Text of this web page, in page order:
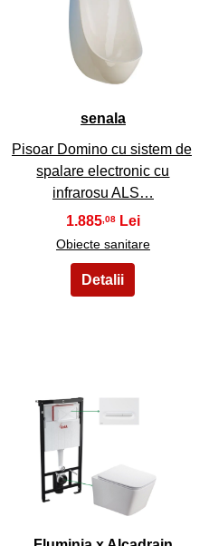
senala
Pisoar Domino cu sistem de
spalare electronic cu
infrarosu ALS…
1.885,08
Obiecte sanitare